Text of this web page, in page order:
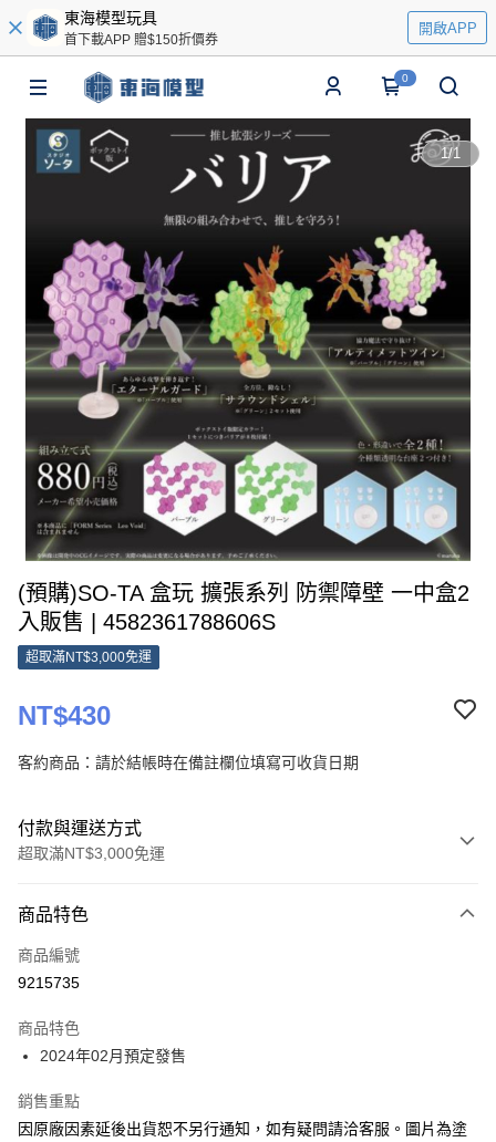
東海模型玩具
首下載APP 贈$150折價券
開啟APP
0
1/1
(預購)SO-TA 盒玩 擴張系列 防禦障壁 一中盒2
入販售 | 4582361788606S
超取滿NT$3,000免運
NT$430
客約商品：請於結帳時在備註欄位填寫可收貨日期
付款與運送方式
超取滿NT$3,000免運
信用卡一次付款
超商取貨付款
Google Pay
全盈+PAY
大哥付你分期
商品特色
商品編號
9215735
商品特色
2024年02月預定發售
銷售重點
因原廠因素延後出貨恕不另行通知，如有疑問請洽客服。圖片為塗